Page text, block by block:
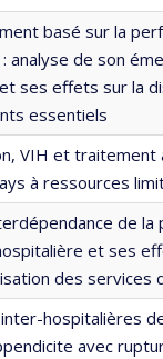
basé sur la
analyse de son
ses effets sur la
essentiels
VIH et traitement
à ressources
de la
et ses
des services
hospitalières
avec